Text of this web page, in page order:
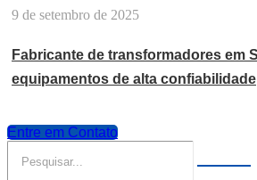
9 de setembro de 2025
Fabricante de transformadores em
equipamentos de alta confiabilidade
Entre em Contato